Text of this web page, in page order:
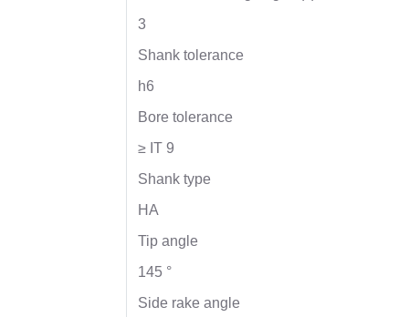
3
Shank tolerance
h6
Bore tolerance
≥ IT 9
Shank type
HA
Tip angle
145 °
Side rake angle